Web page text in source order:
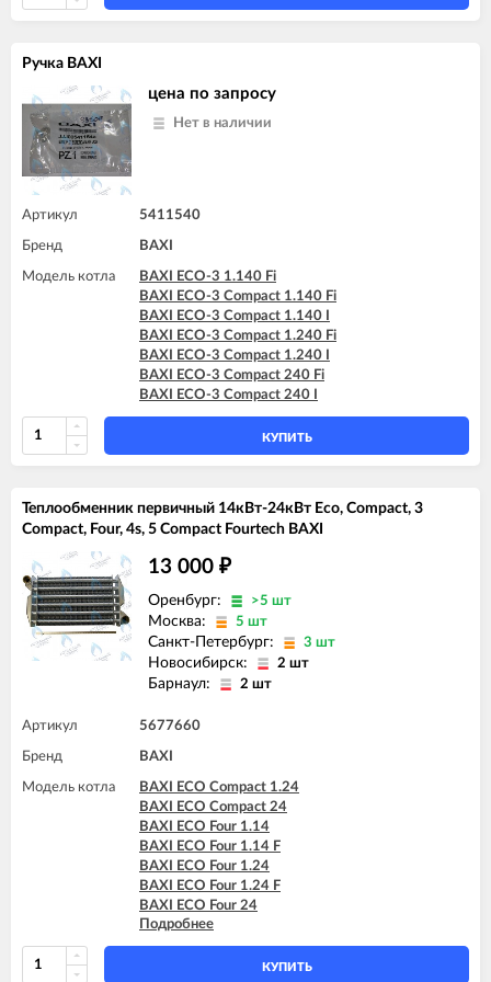
BAXI MAIN 18 Fi
BAXI MAIN DIGIT 240Fi
BAXI MAIN DIGIT 240i
Ручка BAXI
цена по запросу
Нет в наличии
Артикул 5411540
Бренд BAXI
Модель котла
BAXI ECO-3 1.140 Fi
BAXI ECO-3 Compact 1.140 Fi
BAXI ECO-3 Compact 1.140 I
BAXI ECO-3 Compact 1.240 Fi
BAXI ECO-3 Compact 1.240 I
BAXI ECO-3 Compact 240 Fi
BAXI ECO-3 Compact 240 I
КУПИТЬ
Теплообменник первичный 14кВт-24кВт Eco, Compact, 3
Compact, Four, 4s, 5 Compact Fourtech BAXI
13 000 ₽
Оренбург: >5 шт
Москва: 5 шт
Санкт-Петербург: 3 шт
Новосибирск: 2 шт
Барнаул: 2 шт
Артикул 5677660
Бренд BAXI
Модель котла
BAXI ECO Compact 1.24
BAXI ECO Compact 24
BAXI ECO Four 1.14
BAXI ECO Four 1.14 F
BAXI ECO Four 1.24
BAXI ECO Four 1.24 F
BAXI ECO Four 24
BAXI ECO Four 24 F
BAXI ECO-3 1.140 Fi
BAXI ECO-3 Compact 1.140 Fi
Подробнее
КУПИТЬ